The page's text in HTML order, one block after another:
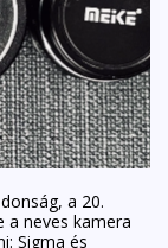
a 20.
a neves kamera
Sigma és